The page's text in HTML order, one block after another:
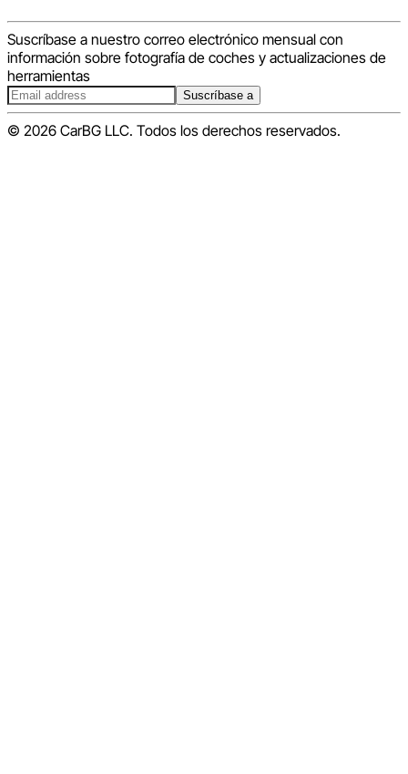
Suscríbase a nuestro correo electrónico mensual con
información sobre fotografía de coches y actualizaciones de
herramientas
Suscríbase a
© 2026 CarBG LLC. Todos los derechos reservados.